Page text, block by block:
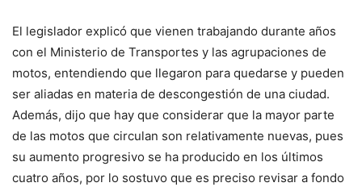
El legislador explicó que vienen trabajando durante años
con el Ministerio de Transportes y las agrupaciones de
motos, entendiendo que llegaron para quedarse y pueden
ser aliadas en materia de descongestión de una ciudad.
Además, dijo que hay que considerar que la mayor parte
de las motos que circulan son relativamente nuevas, pues
su aumento progresivo se ha producido en los últimos
cuatro años, por lo sostuvo que es preciso revisar a fondo